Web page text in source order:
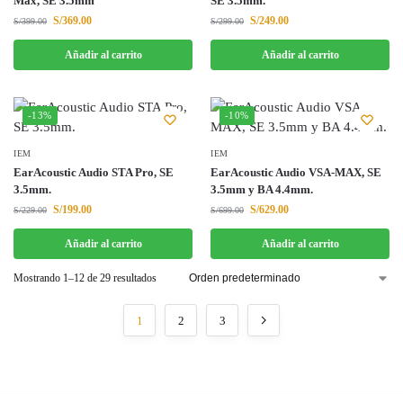
S/399.00 S/369.00
Añadir al carrito
S/299.00 S/249.00
Añadir al carrito
-13%
IEM
EarAcoustic Audio STA Pro, SE
3.5mm.
S/229.00 S/199.00
Añadir al carrito
-10%
IEM
EarAcoustic Audio VSA-MAX, SE
3.5mm y BA 4.4mm.
S/699.00 S/629.00
Añadir al carrito
Mostrando 1–12 de 29 resultados
1 2 3